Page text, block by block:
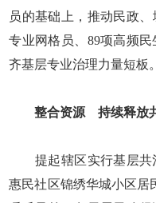
员的基础上，推动民政
专业网格员、89项高频
齐基层专业治理力量短板。
整合资源 持续释放
提起辖区实行基层共
惠民社区锦绣华城小区居